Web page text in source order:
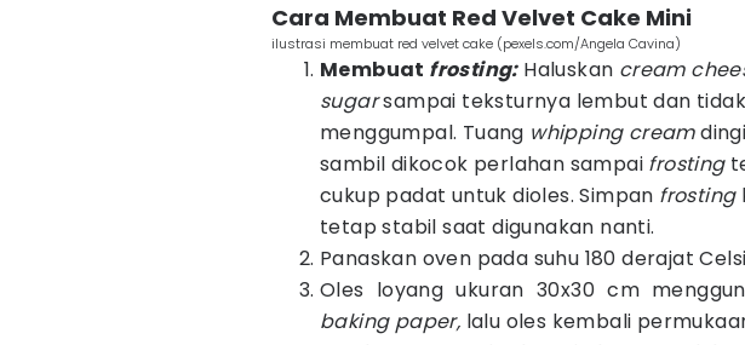
Cara Membuat Red Velvet Cake Mini
ilustrasi membuat red velvet cake (pexels.com/Angela Cavina)
Membuat frosting: Haluskan cream
sugarsampai teksturnya lembut dan
menggumpal. Tuang whipping cream
sambil dikocok perlahan sampai frosting
cukup padat untuk dioles. Simpan frosting
tetap stabil saat digunakan nanti.
Panaskan oven pada suhu 180 derajat
Oles loyang ukuran 30x30 cm
baking paper, lalu oles kembali